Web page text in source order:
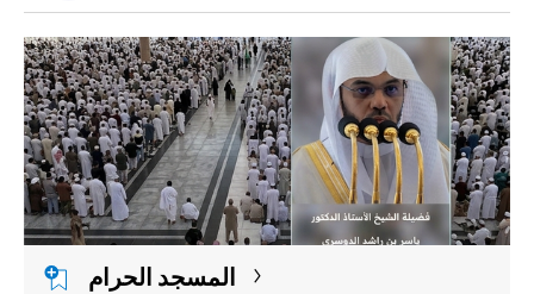
المسجد الحرام